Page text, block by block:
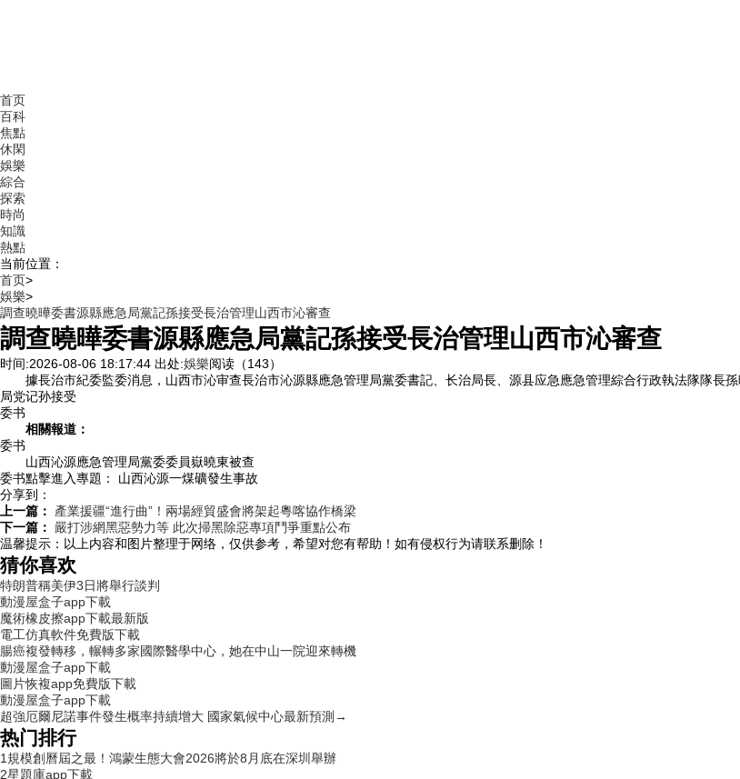
首页
百科
焦點
休閑
娛樂
綜合
探索
時尚
知識
熱點
当前位置：
首页>
娛樂>
調查曉曄委書源縣應急局黨記孫接受長治管理山西市沁審查
調查曉曄委書源縣應急局黨記孫接受長治管理山西市沁審查
时间:2026-08-06 18:17:44 出处:娛樂阅读（143）
據長治市紀委監委消息，山西市沁审查長治市沁源縣應急管理局黨委書記、长治局長、源县应急 應急管理綜合行政執法隊隊長
局党记孙接受
委书
相關報道：
委书
山西沁源應急管理局黨委委員嶽曉東被查
委书點擊進入專題： 山西沁源一煤礦發生事故
分享到：
上一篇：
產業援疆“進行曲”！兩場經貿盛會將架起粵喀協作橋梁
下一篇：
嚴打涉網黑惡勢力等 此次掃黑除惡專項鬥爭重點公布
温馨提示： 以上内容和图片整理于网络，仅供参考，希望对您有帮助！如有侵权行为请联系删除！
猜你喜欢
特朗普稱美伊3日將舉行談判
動漫屋盒子app下載
魔術橡皮擦app下載最新版
電工仿真軟件免費版下載
腸癌複發轉移，輾轉多家國際醫學中心，她在中山一院迎來轉機
動漫屋盒子app下載
圖片恢複app免費版下載
動漫屋盒子app下載
超強厄爾尼諾事件發生概率持續增大 國家氣候中心最新預測→
热门排行
1 規模創曆屆之最！鴻蒙生態大會2026將於8月底在深圳舉辦
2星題庫app下載